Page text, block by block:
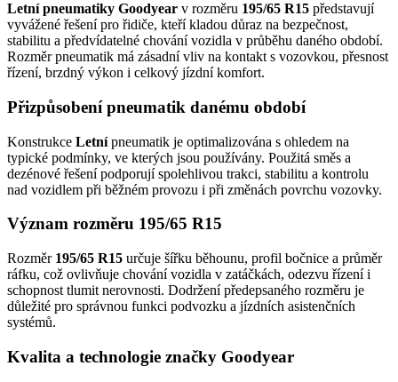
Letní pneumatiky Goodyear v rozměru 195/65 R15 představují
vyvážené řešení pro řidiče, kteří kladou důraz na bezpečnost,
stabilitu a předvídatelné chování vozidla v průběhu daného období.
Rozměr pneumatik má zásadní vliv na kontakt s vozovkou, přesnost
řízení, brzdný výkon i celkový jízdní komfort.
Přizpůsobení pneumatik danému období
Konstrukce Letnípneumatik je optimalizována s ohledem na
typické podmínky, ve kterých jsou používány. Použitá směs a
dezénové řešení podporují spolehlivou trakci, stabilitu a kontrolu
nad vozidlem při běžném provozu i při změnách povrchu vozovky.
Význam rozměru 195/65 R15
Rozměr 195/65 R15 určuje šířku běhounu, profil bočnice a průměr
ráfku, což ovlivňuje chování vozidla v zatáčkách, odezvu řízení i
schopnost tlumit nerovnosti. Dodržení předepsaného rozměru je
důležité pro správnou funkci podvozku a jízdních asistenčních
systémů.
Kvalita a technologie značky Goodyear